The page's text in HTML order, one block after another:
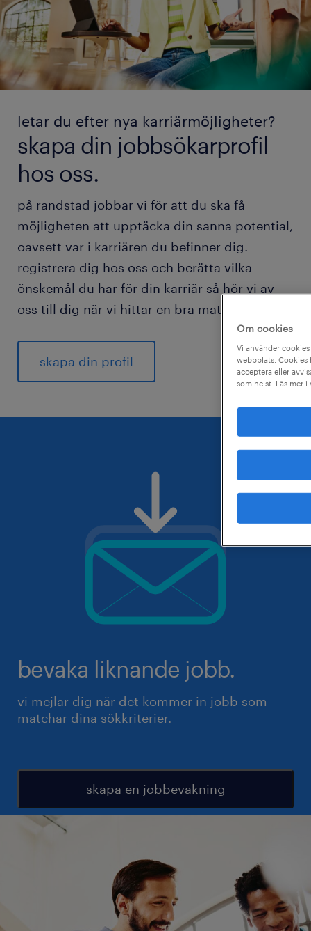
letar du efter nya karriärmöjligheter?
skapa din jobbsökarprofil
hos oss.
på randstad jobbar vi för att du ska få
möjligheten att upptäcka din sanna potential,
oavsett var i karriären du befinner dig.
registrera dig hos oss och berätta vilka
önskemål du har för din karriär så hör vi av
oss till dig när vi hittar en bra match för dig.
skapa din profil
bevaka liknande jobb.
vi mejlar dig när det kommer in jobb som
matchar dina sökkriterier.
skapa en jobbevakning
Om cookies
Vi använder
webbplats. Cookies
acceptera eller
som helst. Läs mer i